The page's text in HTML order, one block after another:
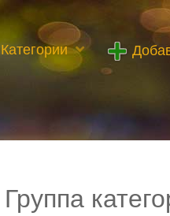
Категории
Группа